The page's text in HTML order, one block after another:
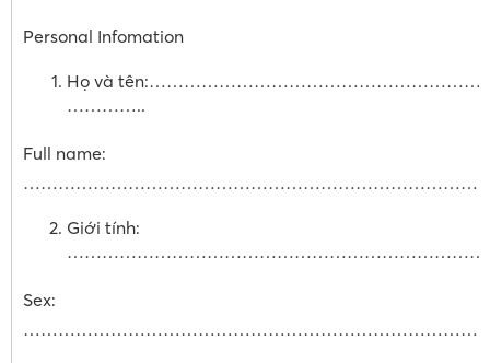
Personal Infomation
Họ và
…………..
Full name:
Giới tính:
Sex: